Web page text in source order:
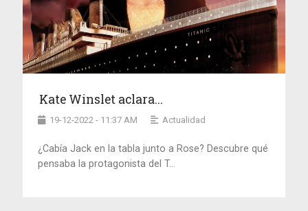
Kate Winslet aclara...
19-12-2022 - 11:37 AM Actualidad
¿Cabía Jack en la tabla junto a Rose? Descubre qué
pensaba la protagonista del T...